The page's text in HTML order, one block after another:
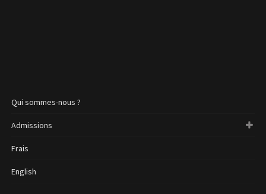
Qui sommes-nous ?
Admissions
Frais
English